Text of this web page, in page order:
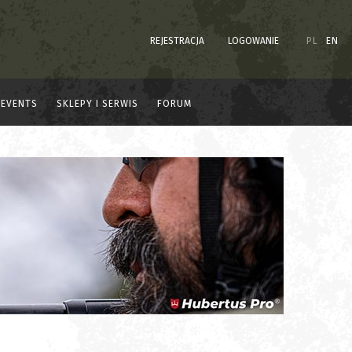
REJESTRACJA LOGOWANIE PL EN
EVENTS SKLEPY I SERWIS FORUM